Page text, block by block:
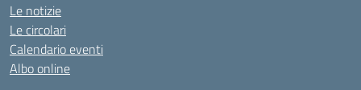
Le notizie
Le circolari
Calendario eventi
Albo online